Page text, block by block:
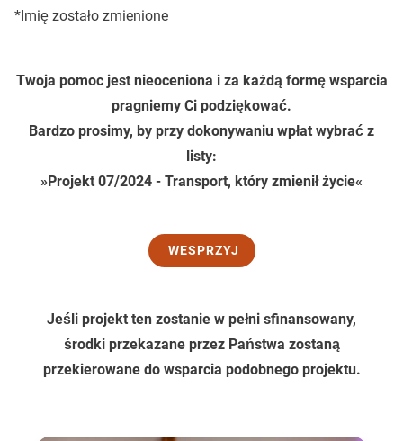
*Imię zostało zmienione
Twoja pomoc jest nieoceniona i za każdą formę wsparcia
pragniemy Ci podziękować.
Bardzo prosimy, by przy dokonywaniu wpłat wybrać z
listy:
»Projekt 07/2024 - Transport, który zmienił życie«
WESPRZYJ
Jeśli projekt ten zostanie w pełni sfinansowany,
środki przekazane przez Państwa zostaną
przekierowane do wsparcia podobnego projektu.